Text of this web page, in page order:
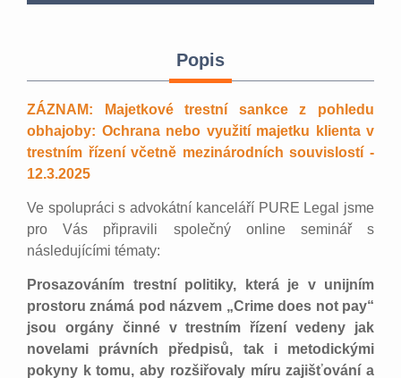
Popis
ZÁZNAM: Majetkové trestní sankce z pohledu
obhajoby: Ochrana nebo využití majetku klienta v
trestním řízení včetně mezinárodních souvislostí -
12.3.2025
Ve spolupráci s advokátní kanceláří PURE Legal jsme
pro Vás připravili společný online seminář s
následujícími tématy:
Prosazováním trestní politiky, která je v unijním
prostoru známá pod názvem „Crime does not pay“
jsou orgány činné v trestním řízení vedeny jak
novelami právních předpisů, tak i metodickými
pokyny k tomu, aby rozšiřovaly míru zajišťování a